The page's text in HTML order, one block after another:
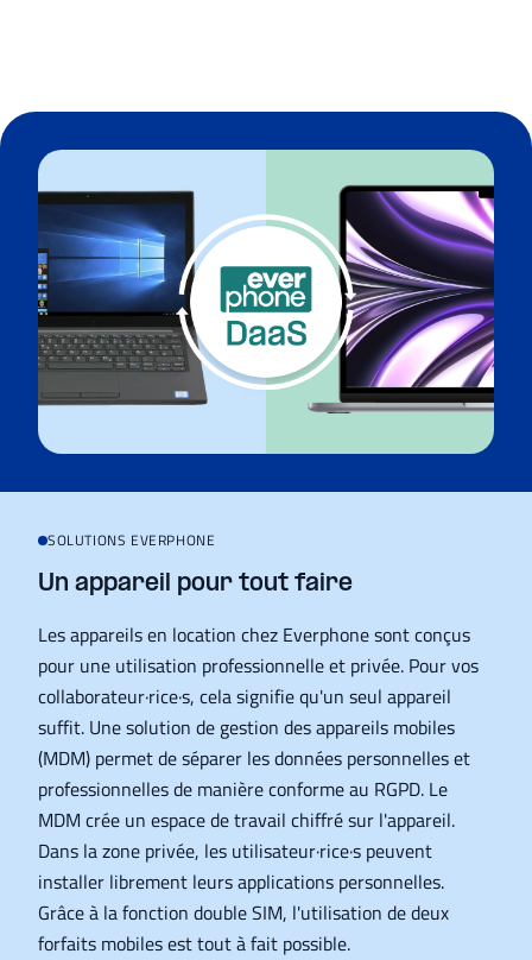
SOLUTIONS EVERPHONE
Un appareil pour tout faire
Les appareils en location chez Everphone sont conçus
pour une utilisation professionnelle et privée. Pour vos
collaborateur·rice·s, cela signifie qu'un seul appareil
suffit. Une solution de gestion des appareils mobiles
(MDM) permet de séparer les données personnelles et
professionnelles de manière conforme au RGPD. Le
MDM crée un espace de travail chiffré sur l'appareil.
Dans la zone privée, les utilisateur·rice·s peuvent
installer librement leurs applications personnelles.
Grâce à la fonction double SIM, l'utilisation de deux
forfaits mobiles est tout à fait possible.